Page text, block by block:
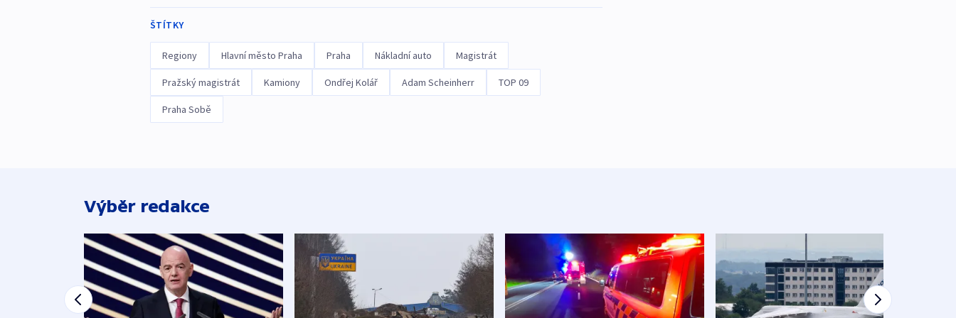
ŠTÍTKY
Regiony Hlavní město Praha Praha Nákladní auto Magistrát
Pražský magistrát Kamiony Ondřej Kolář Adam Scheinherr TOP 09
Praha Sobě
Výběr redakce